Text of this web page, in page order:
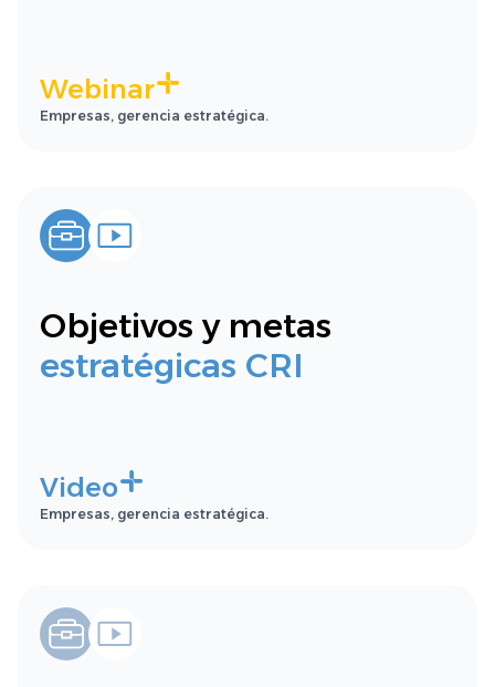
Webinar
Empresas, gerencia estratégica.
Objetivos y metas
estratégicas CRI
Video
Empresas, gerencia estratégica.